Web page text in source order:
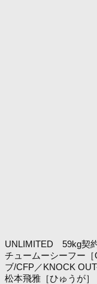
UNLIMITED 59kg契
チュームーシーフー
ブ/CFP／KNOCK
松本飛雅［ひゅうが］